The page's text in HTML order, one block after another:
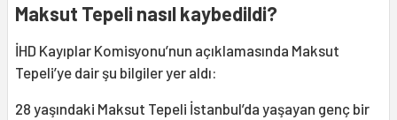
Maksut Tepeli nasıl kaybedildi?
İHD Kayıplar Komisyonu’nun açıklamasında Maksut
Tepeli’ye dair şu bilgiler yer aldı:
28 yaşındaki Maksut Tepeli İstanbul’da yaşayan genç bir